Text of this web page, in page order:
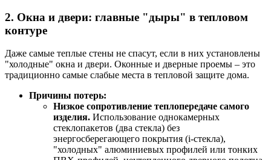
2. Окна и двери: главные "дыры" в тепловом
контуре
Даже самые теплые стены не спасут, если в них установлены
"холодные" окна и двери. Оконные и дверные проемы – это
традиционно самые слабые места в тепловой защите дома.
Причины потерь:
Низкое сопротивление теплопередаче самого
изделия. Использование однокамерных
стеклопакетов (два стекла) без
энергосберегающего покрытия (i-стекла),
"холодных" алюминиевых профилей или тонких